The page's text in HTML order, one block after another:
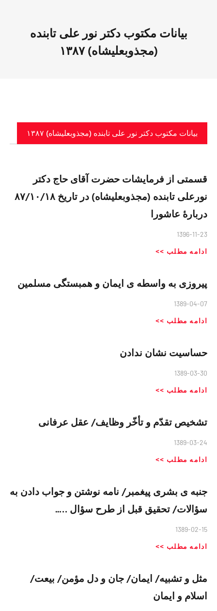
بیانات مکتوب دکتر نور علی تابنده
(مجذوبعلیشاه) ۱۳۸۷
بیانات مکتوب دکتر نور علی تابنده (مجذوبعلیشاه) ۱۳۸۷
قسمتی از فرمایشات حضرت آقای حاج دکتر
نورعلی تابنده (مجذوبعلیشاه) در تاریخ ۸۷/۱۰/۱۸
دربارهٔ عاشورا
1396-11-23
ادامه مطلب >>
پیروزی به واسطه ی ایمان و همبستگی مسلمین
1389-04-07
ادامه مطلب >>
حساسیت نشان ندادن
1389-03-30
ادامه مطلب >>
تشخیص تقدّم و تأخّر وظایف/ عقل عرفانی
1389-03-24
ادامه مطلب >>
جنبه ی بشری پیغمبر/ نامه نوشتن و جواب دادن به
سؤالات/ تحقیق قبل از طرح سؤال …..
1389-02-15
ادامه مطلب >>
مثل و تشبیه/ ایمان/ جان و دل مؤمن/ بیعت/
اسلام و ایمان